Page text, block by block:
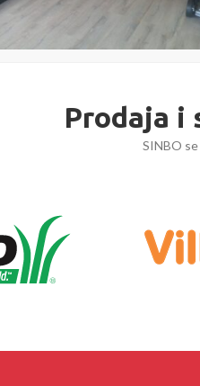
Prodaja i
SINBO